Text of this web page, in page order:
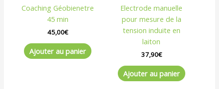
Coaching Géobienetre
45 min
45,00€
Ajouter au panier
Electrode manuelle
pour mesure de la
tension induite en
laiton
37,90€
Ajouter au panier